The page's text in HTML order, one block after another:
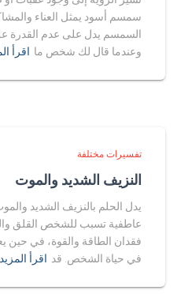
سمسم أسود يمثل العناء
السمسم يدل على عدم القدرة
وعندما قال لك شخص ما اقرأ
تفسيرات مختلفة
النزيف الشديد والموت
يدل الحلم بالنزيف الشديد
عاطفية تسبب للشخص القلق
فقدان الطاقة والقوة، في حين
في حياة الشخص. قد اقرأ